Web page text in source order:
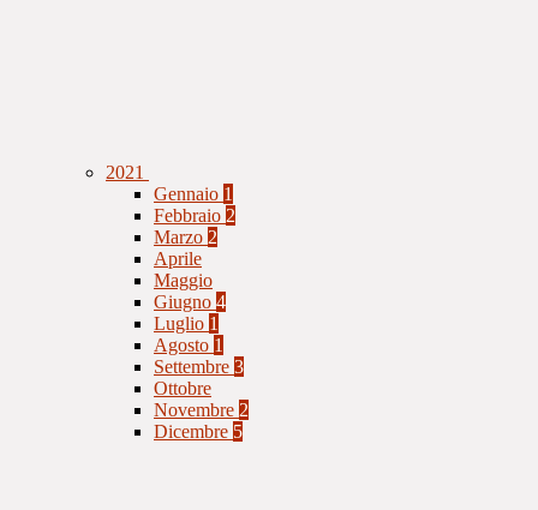
2021
Gennaio 1
Febbraio 2
Marzo 2
Aprile
Maggio
Giugno 4
Luglio 1
Agosto 1
Settembre 3
Ottobre
Novembre 2
Dicembre 5